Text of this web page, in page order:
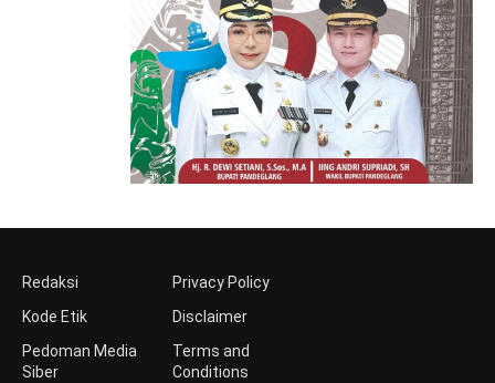
Redaksi
Kode Etik
Pedoman Media
Siber
Privacy Policy
Disclaimer
Terms and
Conditions